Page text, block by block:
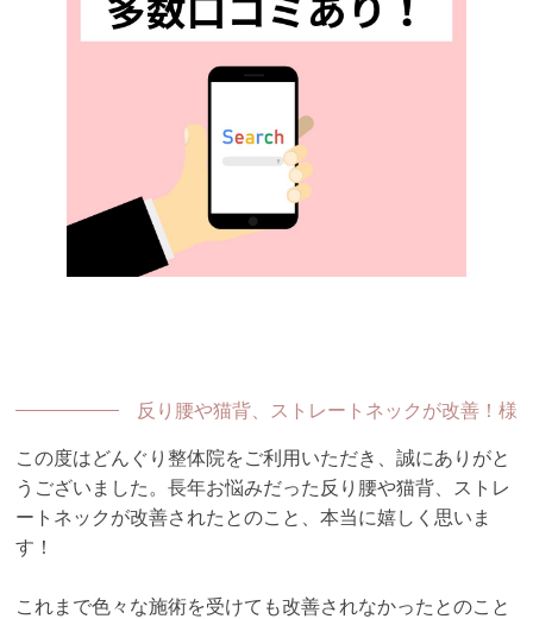
反り腰や猫背、ストレートネックが改善！様
この度はどんぐり整体院をご利用いただき、誠にありがと
うございました。長年お悩みだった反り腰や猫背、ストレ
ートネックが改善されたとのこと、本当に嬉しく思いま
す！
これまで色々な施術を受けても改善されなかったとのこと